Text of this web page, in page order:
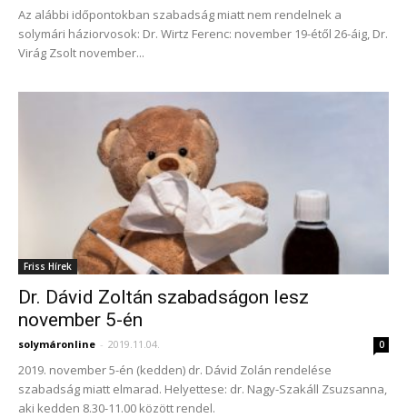
Az alábbi időpontokban szabadság miatt nem rendelnek a
solymári háziorvosok: Dr. Wirtz Ferenc: november 19-étől 26-áig, Dr.
Virág Zsolt november...
Friss Hírek
Dr. Dávid Zoltán szabadságon lesz
november 5-én
solymáronline - 2019.11.04. 0
2019. november 5-én (kedden) dr. Dávid Zolán rendelése
szabadság miatt elmarad. Helyettese: dr. Nagy-Szakáll Zsuzsanna,
aki kedden 8.30-11.00 között rendel.